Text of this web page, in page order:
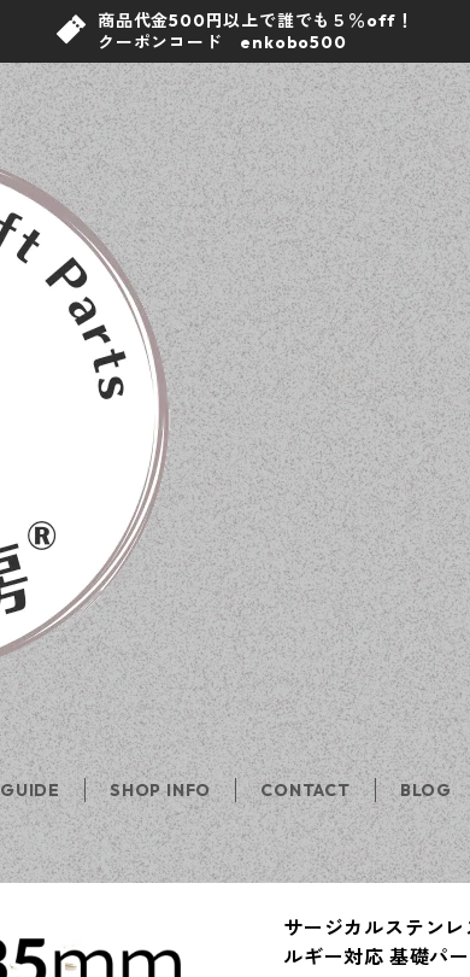
商品代金500円以上で誰でも５％off！
クーポンコード enkobo500
SHOP INFO CONTACT BLOG
サージカルステン
ルギー対応 基礎パ